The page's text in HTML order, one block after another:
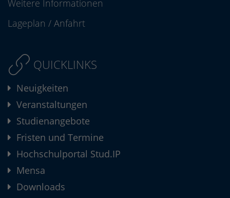
Weitere Informationen
Lageplan / Anfahrt
QUICKLINKS
Neuigkeiten
Veranstaltungen
Studienangebote
Fristen und Termine
Hochschulportal Stud.IP
Mensa
Downloads